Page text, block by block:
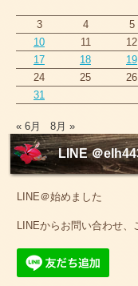
3
4 5
10
11 12
17
18 19
24
25 26
31
« 6月 8月 »
LINE ＠
LINE＠始めました
LINEからお問い合わせ